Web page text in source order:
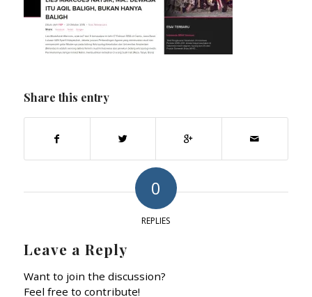
Share this entry
0
REPLIES
Leave a Reply
Want to join the discussion?
Feel free to contribute!